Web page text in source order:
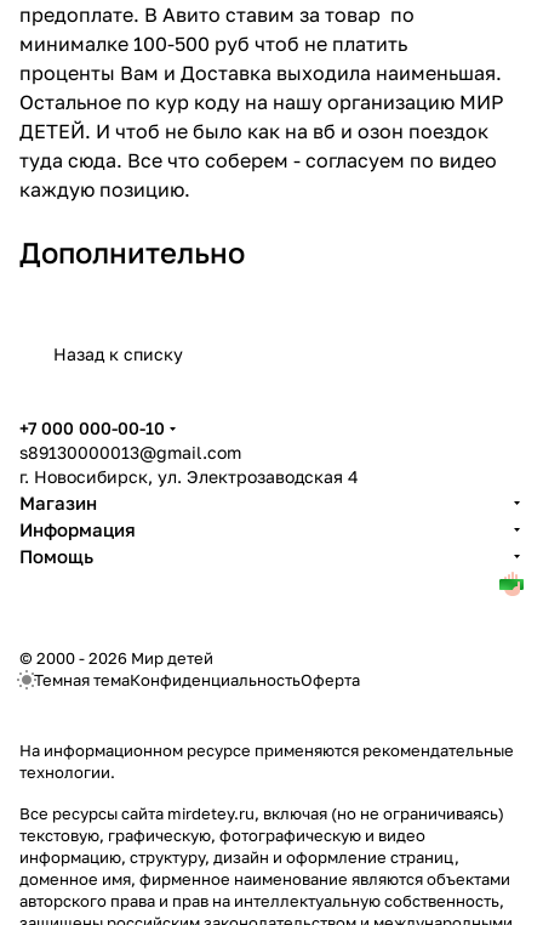
предоплате. В Авито ставим за товар по
минималке 100-500 руб чтоб не платить
проценты Вам и Доставка выходила наименьшая.
Остальное по кур коду на нашу организацию МИР
ДЕТЕЙ. И чтоб не было как на вб и озон поездок
туда сюда. Все что соберем - согласуем по видео
каждую позицию.
Дополнительно
Назад к списку
+7 000 000-00-10
s89130000013@gmail.com
г. Новосибирск, ул. Электрозаводская 4
Магазин
Информация
Помощь
© 2000 - 2026 Мир детей
Темная темаКонфиденциальностьОферта
На информационном ресурсе применяются рекомендательные
технологии.
Все ресурсы сайта mirdetey.ru, включая (но не ограничиваясь)
текстовую, графическую, фотографическую и видео
информацию, структуру, дизайн и оформление страниц,
доменное имя, фирменное наименование являются объектами
авторского права и прав на интеллектуальную собственность,